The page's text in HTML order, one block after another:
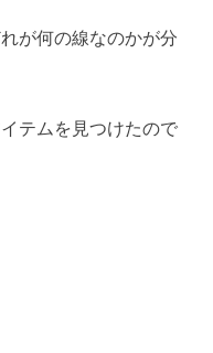
が何の線なのかが分
テムを見つけたので